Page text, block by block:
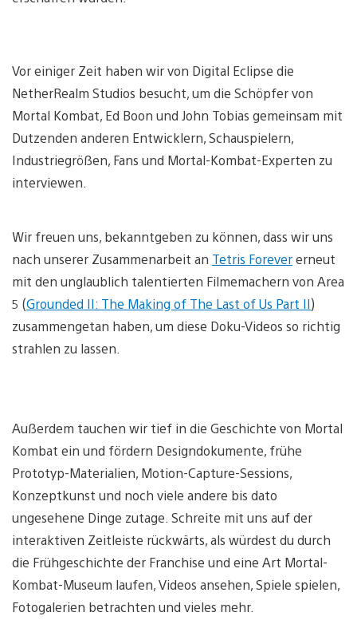
Vor einiger Zeit haben wir von Digital Eclipse die
NetherRealm Studios besucht, um die Schöpfer von
Mortal Kombat, Ed Boon und John Tobias gemeinsam mit
Dutzenden anderen Entwicklern, Schauspielern,
Industriegrößen, Fans und Mortal-Kombat-Experten zu
interviewen.
Wir freuen uns, bekanntgeben zu können, dass wir uns
nach unserer Zusammenarbeit an Tetris Forevererneut
mit den unglaublich talentierten Filmemachern von Area
5 (Grounded II: The Making of The Last of Us Part II)
zusammengetan haben, um diese Doku-Videos so richtig
strahlen zu lassen.
Außerdem tauchen wir tief in die Geschichte von Mortal
Kombat ein und fördern Designdokumente, frühe
Prototyp-Materialien, Motion-Capture-Sessions,
Konzeptkunst und noch viele andere bis dato
ungesehene Dinge zutage. Schreite mit uns auf der
interaktiven Zeitleiste rückwärts, als würdest du durch
die Frühgeschichte der Franchise und eine Art Mortal-
Kombat-Museum laufen, Videos ansehen, Spiele spielen,
Fotogalerien betrachten und vieles mehr.